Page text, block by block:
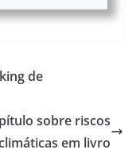
de
sobre riscos
em livro